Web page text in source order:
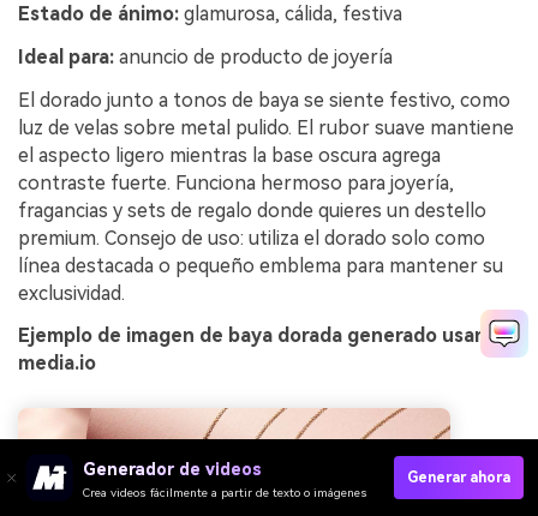
Estado de ánimo: glamurosa, cálida, festiva
Ideal para: anuncio de producto de joyería
El dorado junto a tonos de baya se siente festivo, como
luz de velas sobre metal pulido. El rubor suave mantiene
el aspecto ligero mientras la base oscura agrega
contraste fuerte. Funciona hermoso para joyería,
fragancias y sets de regalo donde quieres un destello
premium. Consejo de uso: utiliza el dorado solo como
línea destacada o pequeño emblema para mantener su
exclusividad.
Ejemplo de imagen de baya dorada generado usando
media.io
Generador de videos
Crea videos fácilmente a partir de texto o imágenes
Generar ahora